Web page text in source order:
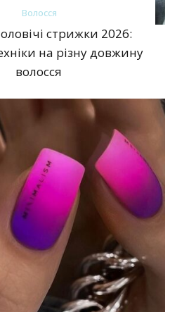
Волосся
стрижки 2026:
на різну довжину
волосся